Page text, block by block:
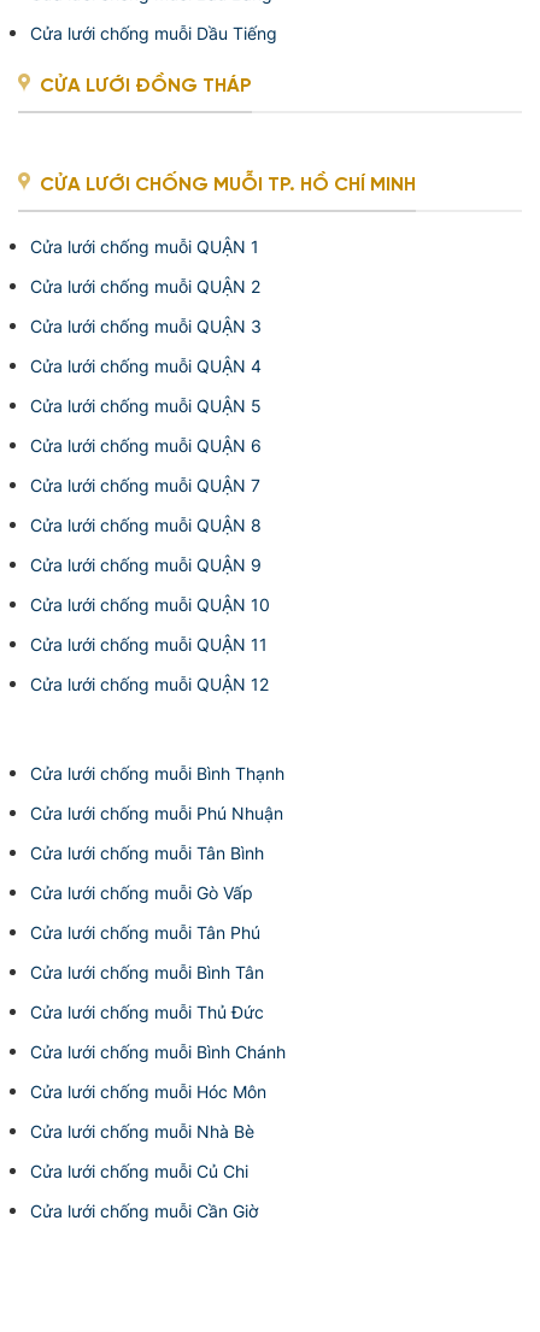
Cửa lưới chống muỗi Dầu Tiếng
CỬA LƯỚI ĐỒNG THÁP
CỬA LƯỚI CHỐNG MUỖI TP. HỒ CHÍ MINH
Cửa lưới chống muỗi QUẬN 1
Cửa lưới chống muỗi QUẬN 2
Cửa lưới chống muỗi QUẬN 3
Cửa lưới chống muỗi QUẬN 4
Cửa lưới chống muỗi QUẬN 5
Cửa lưới chống muỗi QUẬN 6
Cửa lưới chống muỗi QUẬN 7
Cửa lưới chống muỗi QUẬN 8
Cửa lưới chống muỗi QUẬN 9
Cửa lưới chống muỗi QUẬN 10
Cửa lưới chống muỗi QUẬN 11
Cửa lưới chống muỗi QUẬN 12
Cửa lưới chống muỗi Bình Thạnh
Cửa lưới chống muỗi Phú Nhuận
Cửa lưới chống muỗi Tân Bình
Cửa lưới chống muỗi Gò Vấp
Cửa lưới chống muỗi Tân Phú
Cửa lưới chống muỗi Bình Tân
Cửa lưới chống muỗi Thủ Đức
Cửa lưới chống muỗi Bình Chánh
Cửa lưới chống muỗi Hóc Môn
Cửa lưới chống muỗi Nhà Bè
Cửa lưới chống muỗi Củ Chi
Cửa lưới chống muỗi Cần Giờ